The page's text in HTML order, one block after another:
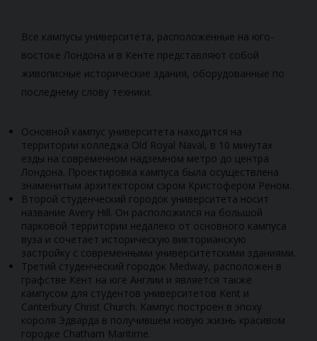
Все кампусы университета, расположенные на юго-
востоке Лондона и в Кенте представляют собой
живописные исторические здания, оборудованные по
последнему слову техники.
Основной кампус университета находится на
территории колледжа Old Royal Naval, в 10 минутах
езды на современном надземном метро до центра
Лондона. Проектировка кампуса была осуществлена
знаменитым архитектором сэром Кристофером Реном.
Второй студенческий городок университета носит
название Avery Hill. Он расположился на большой
парковой территории недалеко от основного кампуса
вуза и сочетает историческую викторианскую
застройку с современными университетскими зданиями.
Третий студенческий городок Medway, расположен в
графстве Кент на юге Англии и является также
кампусом для студентов университетов Kent и
Canterbury Christ Church. Кампус построен в эпоху
короля Эдварда в получившем новую жизнь красивом
городке Chatham Maritime.